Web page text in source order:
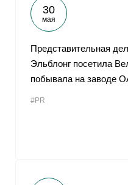
30
мая
Представительная
Эльблонг посетила
побывала на заводе
#PR